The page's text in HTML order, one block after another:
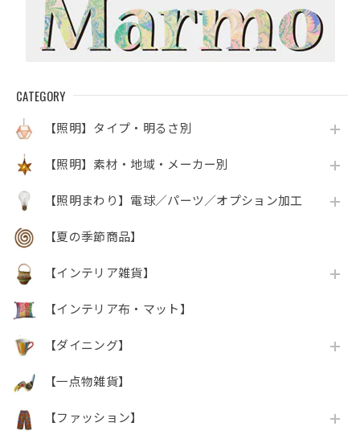
CATEGORY
【照明】タイプ・明るさ別
【照明】素材・地域・メーカー別
【照明まわり】電球／パーツ／オプション加工
【夏の季節商品】
【インテリア雑貨】
【インテリア布・マット】
【ダイニング】
【一点物雑貨】
【ファッション】